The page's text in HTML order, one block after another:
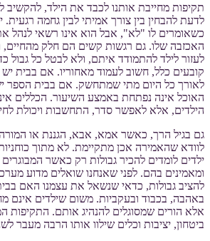
תקיפות מחייבת אותנו לכבד את הילד, להקשיב
לדעת להבחין בין צורך אמיתי לבין גחמה
כשאומרים לו "לא", אבל הוא אינו רשאי לנהל
האכזבה שלו. גם רגשות קשים הם חלק מהחיים,
לעזור לילד להתמודד איתם, ולא לבטל כל גבול
קובעים כלל, חשוב לעמוד מאחוריו. אם בבית יש
לאורך כל היום מתי שמתחשק. אם בבית הספר
האוכל אינה נפתחת באמצע השיעור. הכללים
הילדים, אלא לאפשר סדר, התחשבות ויכולת
גם בגיל הרך, כאשר אמא, אבא, הגננת או
לוודא שהאמירה אכן מתקיימת. לא מתוך
ילדים לומדים להכיר גבולות רק כאשר
ומאמינים בהם. לפני שאנחנו שואלים מדוע
להציב גבולות, כדאי שנשאל את עצמנו האם
באהבה, בכבוד ובעקביות. משום שילדים אינם
אלא הורים שמסוגלים להנהיג אותם. התקיפות
ביטחון, יציבות וכלים שילוו אותו הרבה מעבר